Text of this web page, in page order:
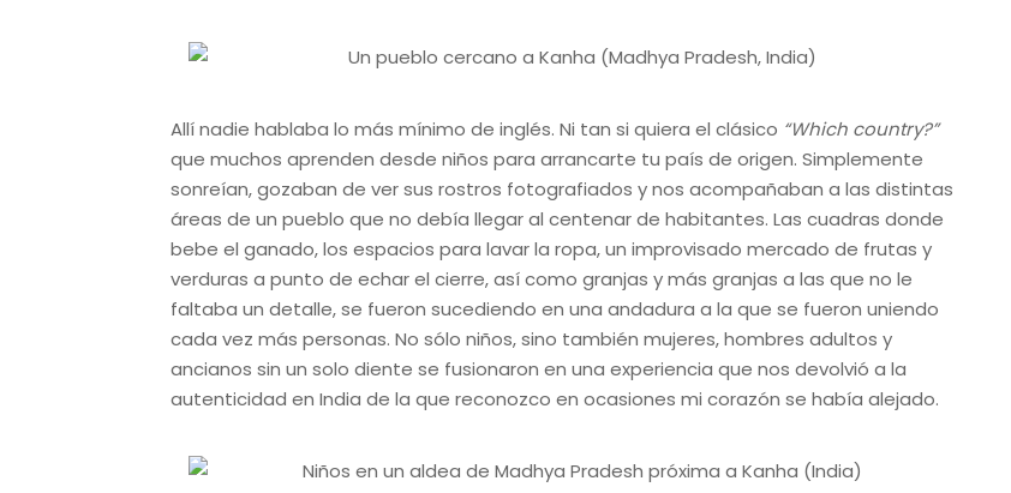
Allí nadie hablaba lo más mínimo de inglés. Ni tan si quiera el clásico “Which country?”
que muchos aprenden desde niños para arrancarte tu país de origen. Simplemente
sonreían, gozaban de ver sus rostros fotografiados y nos acompañaban a las distintas
áreas de un pueblo que no debía llegar al centenar de habitantes. Las cuadras donde
bebe el ganado, los espacios para lavar la ropa, un improvisado mercado de frutas y
verduras a punto de echar el cierre, así como granjas y más granjas a las que no le
faltaba un detalle, se fueron sucediendo en una andadura a la que se fueron uniendo
cada vez más personas. No sólo niños, sino también mujeres, hombres adultos y
ancianos sin un solo diente se fusionaron en una experiencia que nos devolvió a la
autenticidad en India de la que reconozco en ocasiones mi corazón se había alejado.